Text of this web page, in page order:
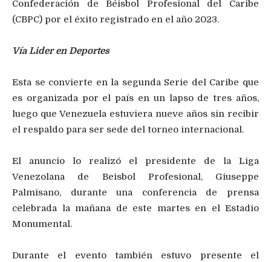
Confederación de Béisbol Profesional del Caribe
(CBPC) por el éxito registrado en el año 2023.
Vía Lider en Deportes
Esta se convierte en la segunda Serie del Caribe que
es organizada por el país en un lapso de tres años,
luego que Venezuela estuviera nueve años sin recibir
el respaldo para ser sede del torneo internacional.
El anuncio lo realizó el presidente de la Liga
Venezolana de Beisbol Profesional, Giuseppe
Palmisano, durante una conferencia de prensa
celebrada la mañana de este martes en el Estadio
Monumental.
Durante el evento también estuvo presente el